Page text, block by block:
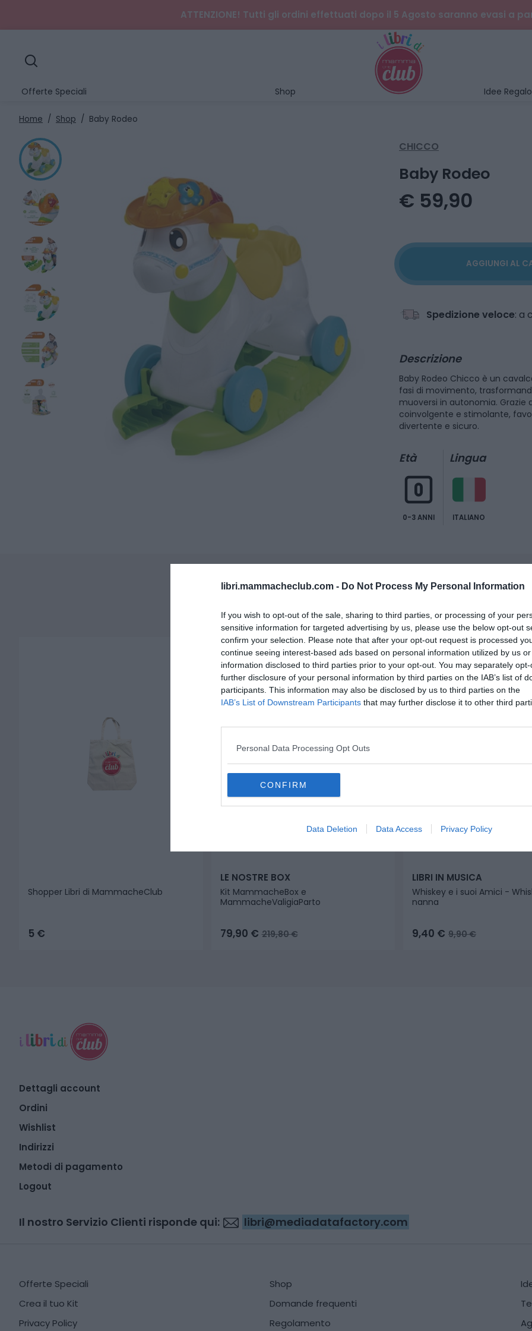
libri.mammacheclub.com - Do Not Process My Personal Information
If you wish to opt-out of the sale, sharing to third parties, or processing of your
sensitive information for targeted advertising by us, please use the below opt-out
confirm your selection. Please note that after your opt-out request is processed
continue seeing interest-based ads based on personal information utilized by us
information disclosed to third parties prior to your opt-out. You may separately
further disclosure of your personal information by third parties on the IAB’s list of
participants. This information may also be disclosed by us to third parties on the
IAB’s List of Downstream Participants that may further disclose it to other third
Personal Data Processing Opt Outs
CONFIRM
Data Deletion Data Access Privacy Policy
ATTENZIONE! Tutti gli ordini effettuati dopo il 5 Agosto saranno evasi a
search
Offerte Speciali Shop Idee Regalo
Home / Shop / Baby Rodeo
CHICCO
Baby Rodeo
€ 59,90
AGGIUNGI AL
Spedizione veloce: a
Descrizione
Baby Rodeo Chicco è un
fasi di movimento,
muoversi in autonomia. Grazie
coinvolgente e stimolante,
divertente e sicuro.
Età
0-3 ANNI
Lingua
ITALIANO
Consigliati per te
Shopper Libri di MammacheClub
5 €
-64% favorite
LE NOSTRE BOX
Kit MammacheBox e
MammacheValigiaParto
79,90 € 219,80€
-5%
LIBRI IN MUSICA
Whiskey e i suoi Amici -
nanna
9,40 € 9,90€
Dettagli account
Ordini
Wishlist
Indirizzi
Metodi di pagamento
Logout
Il nostro Servizio Clienti risponde qui: libri@mediadatafactory.com
Offerte Speciali Shop
Crea il tuo Kit
Domande frequenti
Privacy Policy
Regolamento